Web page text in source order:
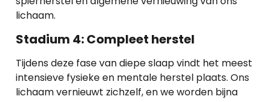
lichaam.
Stadium 4: Compleet herstel
Tijdens deze fase van diepe slaap vindt het meest
intensieve fysieke en mentale herstel plaats. Ons
lichaam vernieuwt zichzelf, en we worden bijna